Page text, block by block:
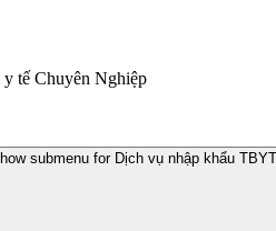
tế Chuyên Nghiệp
submenu for Dịch vụ nhập khẩu TBYT